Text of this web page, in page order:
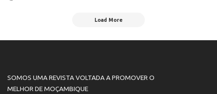
Load More
SOMOS UMA REVISTA VOLTADA A PROMOVER O
MELHOR DE MOÇAMBIQUE